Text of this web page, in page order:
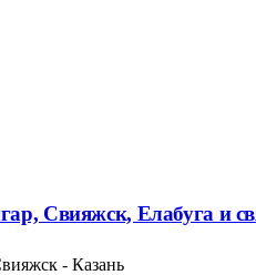
Свияжск, Елабуга и
- Казань